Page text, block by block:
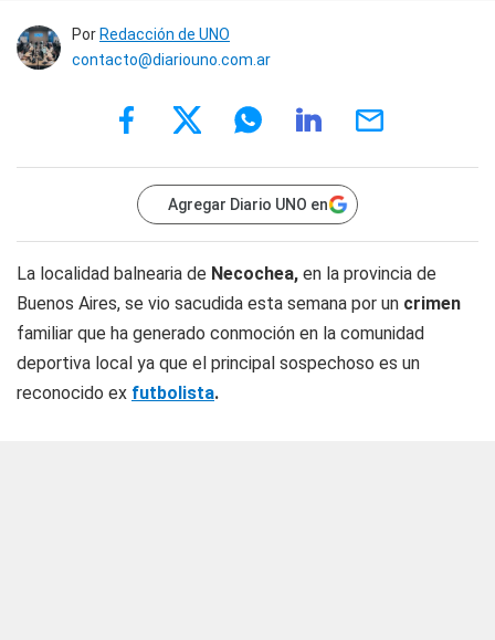
Por Redacción de UNO
contacto@diariouno.com.ar
Agregar Diario UNO en
La localidad balnearia de Necochea, en la provincia de
Buenos Aires, se vio sacudida esta semana por un crimen
familiar que ha generado conmoción en la comunidad
deportiva local ya que el principal sospechoso es un
reconocido ex futbolista.